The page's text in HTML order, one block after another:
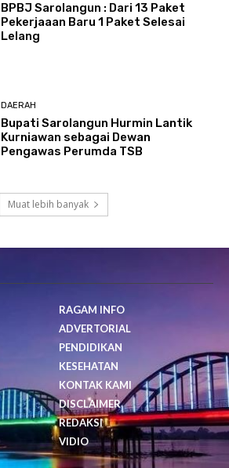
BPBJ Sarolangun : Dari 13 Paket
Pekerjaaan Baru 1 Paket Selesai
Lelang
DAERAH
Bupati Sarolangun Hurmin Lantik
Kurniawan sebagai Dewan
Pengawas Perumda TSB
Muat lebih banyak
RAGAM INFO
ADVERTORIAL
PENDIDIKAN
KESEHATAN
KONTAK KAMI
DISCLAIMER
REDAKSI
VIDIO